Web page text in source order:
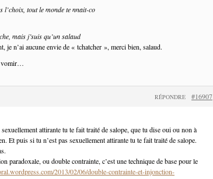
l’choix, tout le monde te nnait-co
mais j’suis qu’un salaud
je n’ai aucune envie de « tchatcher », merci bien, salaud.
vomir…
#16907
RÉPONDRE
attirante tu te fait traité de salope, que tu dise oui ou non à
Et puis si tu n’est pas sexuellement attirante tu te fait traité de salope.
paradoxale, ou double contrainte, c’est une technique de base pour le
2013/02/06/double-contrainte-et-injonction-